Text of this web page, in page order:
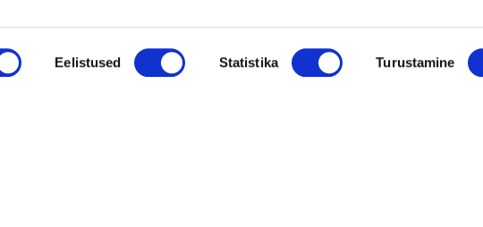
Eelistused Statistika Turustamine
ja
ja tootja.